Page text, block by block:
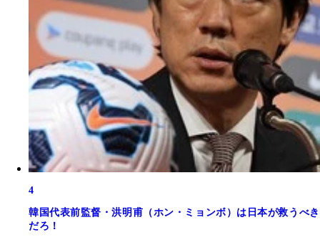
4
韓国代表前監督・洪明甫（ホン・ミョンボ）は日本が救うべき
だろ！